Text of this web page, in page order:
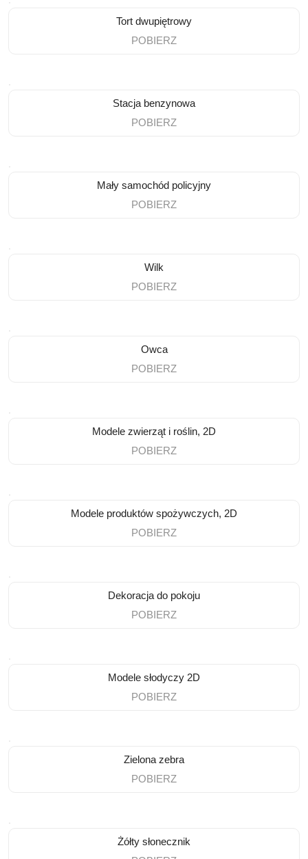
Tort dwupiętrowy
POBIERZ
Stacja benzynowa
POBIERZ
Mały samochód policyjny
POBIERZ
Wilk
POBIERZ
Owca
POBIERZ
Modele zwierząt i roślin, 2D
POBIERZ
Modele produktów spożywczych, 2D
POBIERZ
Dekoracja do pokoju
POBIERZ
Modele słodyczy 2D
POBIERZ
Zielona zebra
POBIERZ
Żółty słonecznik